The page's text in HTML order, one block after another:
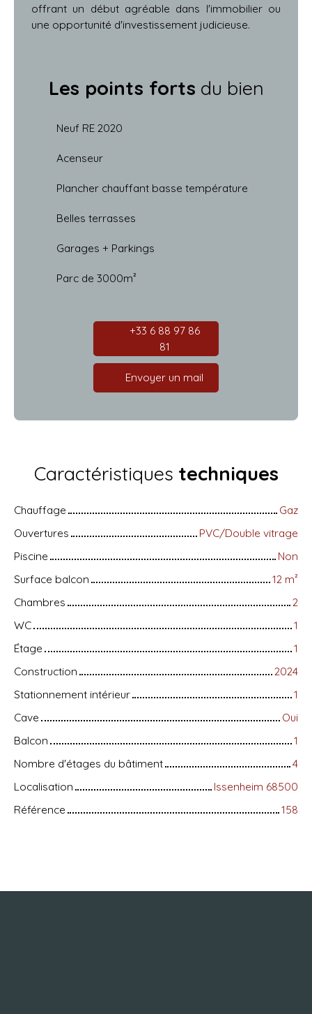
offrant un début agréable dans l'immobilier ou
une opportunité d'investissement judicieuse.
Les points forts du bien
Neuf RE 2020
Acenseur
Plancher chauffant basse température
Belles terrasses
Garages + Parkings
Parc de 3000m²
+33 6 88 97 86
81
Envoyer un mail
Caractéristiques techniques
Chauffage
Gaz
Ouvertures
PVC/Double vitrage
Piscine
Non
Surface balcon
12 m²
Chambres
2
WC
1
Étage
1
Construction
2024
Stationnement intérieur
1
Cave
Oui
Balcon
1
Nombre d'étages du bâtiment
4
Localisation
Issenheim 68500
Référence
158